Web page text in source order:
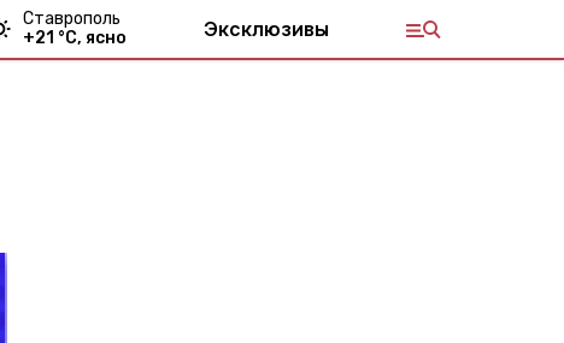
Ставрополь
+21 °С, ясно Эксклюзивы